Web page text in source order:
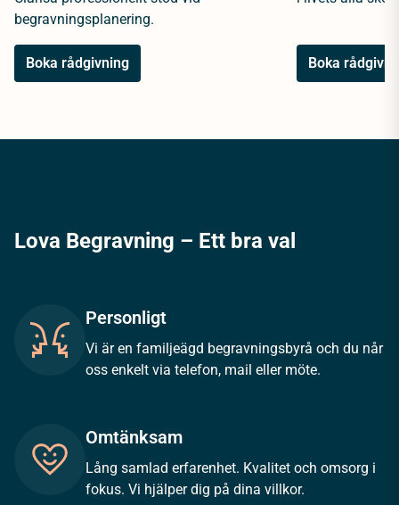
begravningsplanering.
Boka rådgivning Boka
Lova Begravning – Ett bra val
Personligt
Vi är en familjeägd begravningsbyrå och du når
oss enkelt via telefon, mail eller möte.
Omtänksam
Lång samlad erfarenhet. Kvalitet och omsorg i
fokus. Vi hjälper dig på dina villkor.